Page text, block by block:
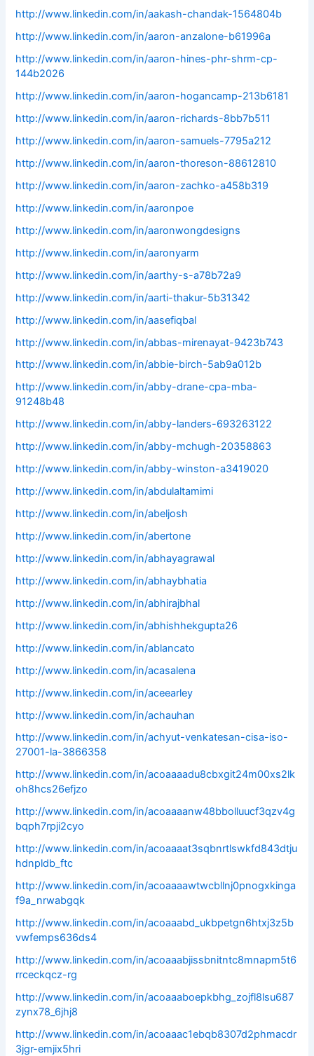
http://www.linkedin.com/in/aakash-chandak-1564804b
http://www.linkedin.com/in/aaron-anzalone-b61996a
http://www.linkedin.com/in/aaron-hines-phr-shrm-cp-
144b2026
http://www.linkedin.com/in/aaron-hogancamp-213b6181
http://www.linkedin.com/in/aaron-richards-8bb7b511
http://www.linkedin.com/in/aaron-samuels-7795a212
http://www.linkedin.com/in/aaron-thoreson-88612810
http://www.linkedin.com/in/aaron-zachko-a458b319
http://www.linkedin.com/in/aaronpoe
http://www.linkedin.com/in/aaronwongdesigns
http://www.linkedin.com/in/aaronyarm
http://www.linkedin.com/in/aarthy-s-a78b72a9
http://www.linkedin.com/in/aarti-thakur-5b31342
http://www.linkedin.com/in/aasefiqbal
http://www.linkedin.com/in/abbas-mirenayat-9423b743
http://www.linkedin.com/in/abbie-birch-5ab9a012b
http://www.linkedin.com/in/abby-drane-cpa-mba-
91248b48
http://www.linkedin.com/in/abby-landers-693263122
http://www.linkedin.com/in/abby-mchugh-20358863
http://www.linkedin.com/in/abby-winston-a3419020
http://www.linkedin.com/in/abdulaltamimi
http://www.linkedin.com/in/abeljosh
http://www.linkedin.com/in/abertone
http://www.linkedin.com/in/abhayagrawal
http://www.linkedin.com/in/abhaybhatia
http://www.linkedin.com/in/abhirajbhal
http://www.linkedin.com/in/abhishhekgupta26
http://www.linkedin.com/in/ablancato
http://www.linkedin.com/in/acasalena
http://www.linkedin.com/in/aceearley
http://www.linkedin.com/in/achauhan
http://www.linkedin.com/in/achyut-venkatesan-cisa-iso-
27001-la-3866358
http://www.linkedin.com/in/acoaaaadu8cbxgit24m00xs2lk
oh8hcs26efjzo
http://www.linkedin.com/in/acoaaaanw48bbolluucf3qzv4g
bqph7rpji2cyo
http://www.linkedin.com/in/acoaaaat3sqbnrtlswkfd843dtju
hdnpldb_ftc
http://www.linkedin.com/in/acoaaaawtwcbllnj0pnogxkinga
f9a_nrwabgqk
http://www.linkedin.com/in/acoaaabd_ukbpetgn6htxj3z5b
vwfemps636ds4
http://www.linkedin.com/in/acoaaabjissbnitntc8mnapm5t6
rrceckqcz-rg
http://www.linkedin.com/in/acoaaaboepkbhg_zojfl8lsu687
zynx78_6jhj8
http://www.linkedin.com/in/acoaaac1ebqb8307d2phmacdr
3jgr-emjix5hri